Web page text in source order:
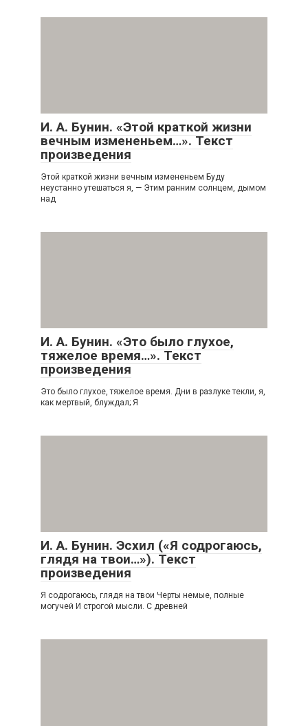
И. А. Бунин. «Этой краткой жизни
вечным измененьем…». Текст
произведения
Этой краткой жизни вечным измененьем Буду
неустанно утешаться я, — Этим ранним солнцем, дымом
над
И. А. Бунин. «Это было глухое,
тяжелое время…». Текст
произведения
Это было глухое, тяжелое время. Дни в разлуке текли, я,
как мертвый, блуждал; Я
И. А. Бунин. Эсхил («Я содрогаюсь,
глядя на твои…»). Текст
произведения
Я содрогаюсь, глядя на твои Черты немые, полные
могучей И строгой мысли. С древней